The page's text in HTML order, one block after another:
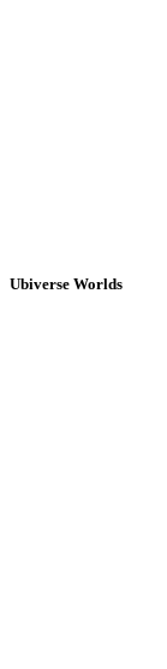
Ubiverse Worlds